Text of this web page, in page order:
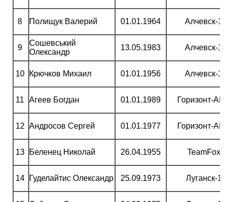
8 Полищук Валерий 01.01.1964 Алчевск-1
9
Сошевський
Олександр
13.05.1983 Алчевск-1
10 Крючков Михаил 01.01.1956 Алчевск-1
11 Агеев Богдан 01.01.1989 Горизонт-
12 Андросов Сергей 01.01.1977 Горизонт-
13 Беленец Николай 26.04.1955 TeamFox
14 Гуделайтис Олександр 25.09.1973 Луганск-1